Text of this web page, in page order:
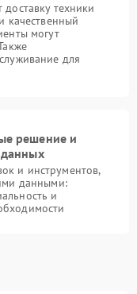
техники
качественный
могут
для
решение и
и инструментов,
данными:
и